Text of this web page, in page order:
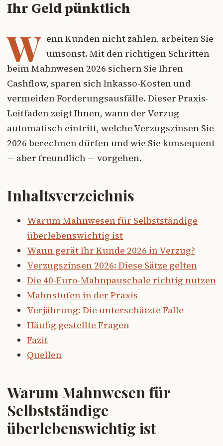
Ihr Geld pünktlich
W enn Kunden nicht zahlen, arbeiten Sie
umsonst. Mit den richtigen Schritten
beim Mahnwesen 2026 sichern Sie Ihren
Cashflow, sparen sich Inkasso-Kosten und
vermeiden Forderungsausfälle. Dieser Praxis-
Leitfaden zeigt Ihnen, wann der Verzug
automatisch eintritt, welche Verzugszinsen Sie
2026 berechnen dürfen und wie Sie konsequent
— aber freundlich — vorgehen.
Inhaltsverzeichnis
Warum Mahnwesen für Selbstständige
überlebenswichtig ist
Wann gerät Ihr Kunde 2026 in Verzug?
Verzugszinsen 2026: Diese Sätze gelten
Die 40-Euro-Mahnpauschale richtig nutzen
Mahnstufen in der Praxis
Verjährung: Die unterschätzte Falle
Häufig gestellte Fragen
Fazit
Quellen
Warum Mahnwesen für
Selbstständige
überlebenswichtig ist